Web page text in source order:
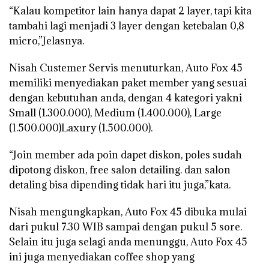
“Kalau kompetitor lain hanya dapat 2 layer, tapi kita
tambahi lagi menjadi 3 layer dengan ketebalan 0,8
micro,”Jelasnya.
Nisah Custemer Servis menuturkan, Auto Fox 45
memiliki menyediakan paket member yang sesuai
dengan kebutuhan anda, dengan 4 kategori yakni
Small (1.300.000), Medium (1.400.000), Large
(1.500.000)Laxury (1.500.000).
“Join member ada poin dapet diskon, poles sudah
dipotong diskon, free salon detailing. dan salon
detaling bisa dipending tidak hari itu juga,”kata.
Nisah mengungkapkan, Auto Fox 45 dibuka mulai
dari pukul 7.30 WIB sampai dengan pukul 5 sore.
Selain itu juga selagi anda menunggu, Auto Fox 45
ini juga menyediakan coffee shop yang